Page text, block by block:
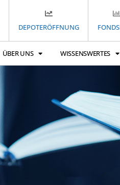
DEPOTERÖFFNUNG
ÜBER UNS WISSENSWERTES